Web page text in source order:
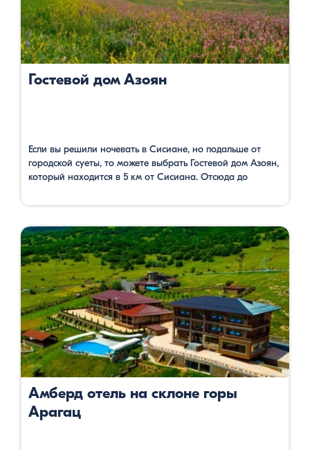
Гостевой дом Азоян
Если вы решили ночевать в Сисиане, но подальше от
городской суеты, то можете выбрать Гостевой дом Азоян,
который находится в 5 км от Сисиана. Отсюда до
барбекю. Здесь вы можете насладится горными
пейзажами. Стандартные …
Амберд отель на склоне горы
Арагац